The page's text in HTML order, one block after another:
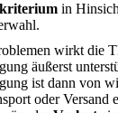
in
wirkt die
äußerst
ist dann von
oder Versand